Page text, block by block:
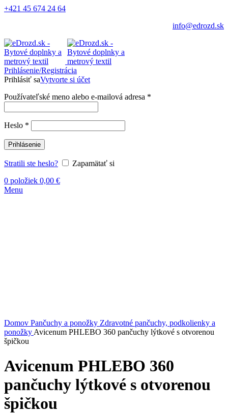
+421 45 674 24 64
info@edrozd.sk
Prihlásenie/Registrácia
Prihlásiť saVytvorte si účet
Používateľské meno alebo e-mailová adresa *
Heslo *
Prihlásenie
Stratili ste heslo?
Zapamätať si
0 položiek 0,00 €
Menu
Domov Pančuchy a ponožky Zdravotné pančuchy, podkolienky a
ponožky Avicenum PHLEBO 360 pančuchy lýtkové s otvorenou
špičkou
Avicenum PHLEBO 360
pančuchy lýtkové s otvorenou
špičkou